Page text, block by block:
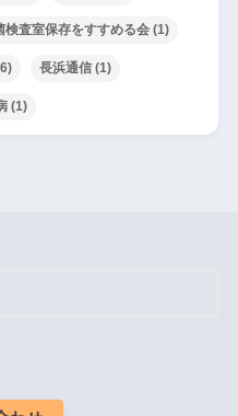
検査室保存をすすめる会(1)
長浜通信(1)
(1)